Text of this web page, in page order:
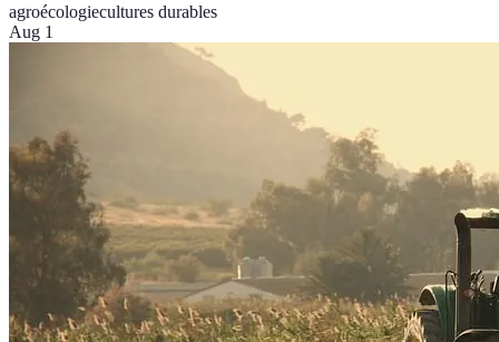
agroécologiecultures durables
Aug 1